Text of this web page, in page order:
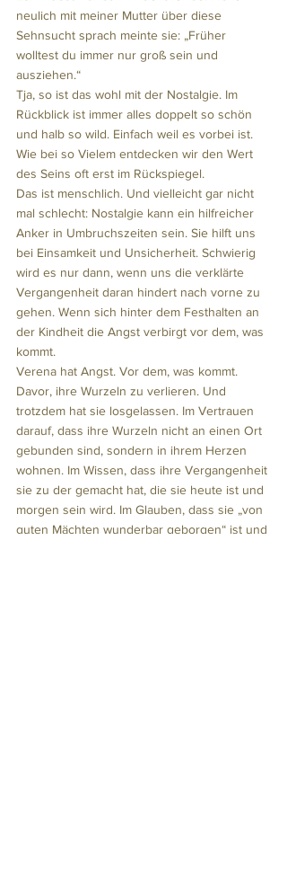
neulich mit meiner Mutter über diese
Sehnsucht sprach meinte sie: „Früher
wolltest du immer nur groß sein und
ausziehen.“
Tja, so ist das wohl mit der Nostalgie. Im
Rückblick ist immer alles doppelt so schön
und halb so wild. Einfach weil es vorbei ist.
Wie bei so Vielem entdecken wir den Wert
des Seins oft erst im Rückspiegel.
Das ist menschlich. Und vielleicht gar nicht
mal schlecht: Nostalgie kann ein hilfreicher
Anker in Umbruchszeiten sein. Sie hilft uns
bei Einsamkeit und Unsicherheit. Schwierig
wird es nur dann, wenn uns die verklärte
Vergangenheit daran hindert nach vorne zu
gehen. Wenn sich hinter dem Festhalten an
der Kindheit die Angst verbirgt vor dem, was
kommt.
Verena hat Angst. Vor dem, was kommt.
Davor, ihre Wurzeln zu verlieren. Und
trotzdem hat sie losgelassen. Im Vertrauen
darauf, dass ihre Wurzeln nicht an einen Ort
gebunden sind, sondern in ihrem Herzen
wohnen. Im Wissen, dass ihre Vergangenheit
sie zu der gemacht hat, die sie heute ist und
morgen sein wird. Im Glauben, dass sie „von
guten Mächten wunderbar geborgen“ ist und